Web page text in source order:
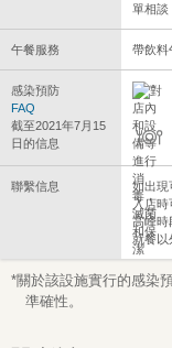
單相談
午餐服務 帶飲料
感染預防
FAQ
截至2021年7月15
日的信息
聯繫信息
如出現
入店時
高峰時
就餐以
*關於該設施實行的感染
準確性。